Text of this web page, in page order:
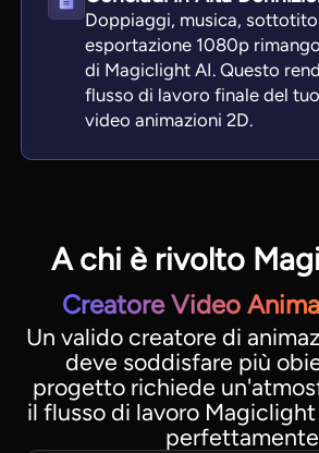
Doppiaggi, musica,
esportazione 1080p
di Magiclight AI. Questo
flusso di lavoro finale del
video animazioni 2D.
A chi è rivolto
Creatore Video
Un valido creatore di
deve soddisfare più
progetto richiede
il flusso di lavoro